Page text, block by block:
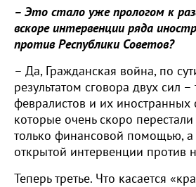
– Это стало уже прологом к
вскоре интервенции ряда
против Республики Советов?
– Да, Гражданская война, по
результатом сговора двух сил
февралистов и их иностранных
которые очень скоро перестали
только финансовой помощью,
открытой интервенции против
Теперь третье. Что касается